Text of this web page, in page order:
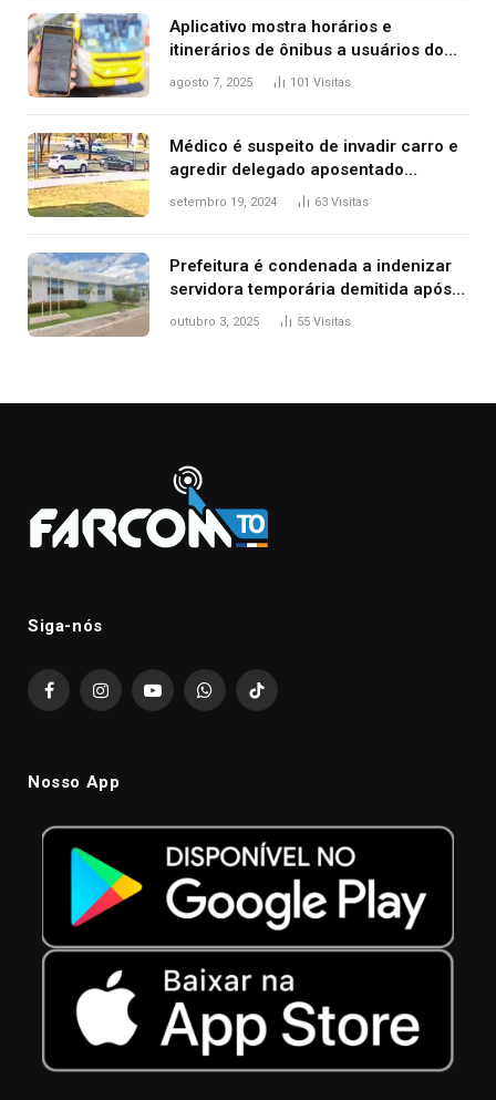
Aplicativo mostra horários e
itinerários de ônibus a usuários do
transporte público de Palmas; confira
agosto 7, 2025 101 Visitas
Médico é suspeito de invadir carro e
agredir delegado aposentado
durante confusão no trânsito
setembro 19, 2024 63 Visitas
Prefeitura é condenada a indenizar
servidora temporária demitida após
nascimento da filha
outubro 3, 2025 55 Visitas
Siga-nós
FacebookInstagramYouTubeWhatsAppTikTok
Nosso App